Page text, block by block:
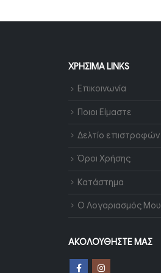
ΧΡΉΣΙΜΑ LINKS
Επικοινωνία
Ποιοι Είμαστε
Δελτίο επιστροφών
Όροι Χρήσης
Κατάστημα
Ο Λογαριασμός Μου
ΑΚΟΛΟΥΘΉΣΤΕ ΜΑΣ